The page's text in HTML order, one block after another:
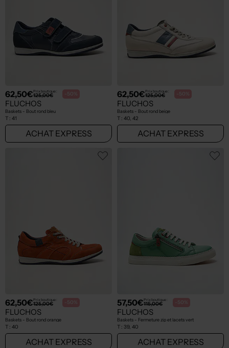
62,50€Prix boutique :
125,00€ -50%
FLUCHOS
Baskets - Bout rond bleu
T : 41
ACHAT EXPRESS
62,50€Prix boutique :
125,00€ -50%
FLUCHOS
Baskets - Bout rond beige
T : 40, 42
ACHAT EXPRESS
62,50€Prix boutique :
125,00€ -50%
FLUCHOS
Baskets - Bout rond orange
T : 40
ACHAT EXPRESS
57,50€Prix boutique :
115,00€ -50%
FLUCHOS
Baskets - Fermeture zip et lacets vert
T : 39, 40
ACHAT EXPRESS